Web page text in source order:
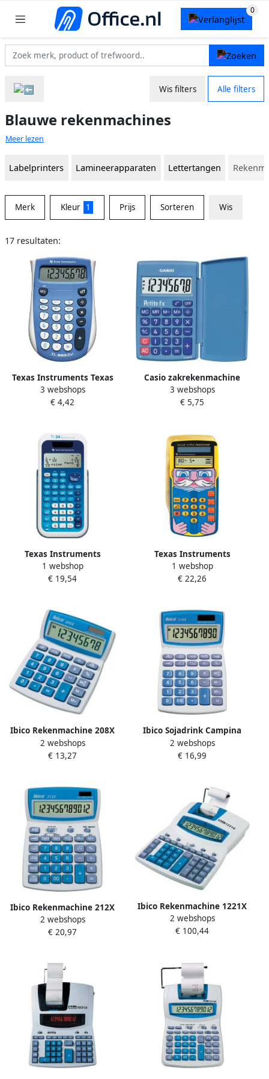
Wis filters Alle filters
Blauwe rekenmachines
Meer lezen
Labelprinters Lamineerapparaten Lettertangen
Merk Kleur 1 Prijs Sorteren Wis
17 resultaten:
Texas Instruments Texas
zakrekenmachine TI-503 SV
3 webshops
€ 4,42
Casio zakrekenmachine
Petite FX blauw 10 stuks
3 webshops
€ 5,75
Texas Instruments
rekenmachine TI-34MV 17 x
8 x 2 cm wit blauw
1 webshop
€ 19,54
Texas Instruments
Rekenmachine TI little
professor solar
1 webshop
€ 22,26
Ibico Rekenmachine 208X
2 webshops
€ 13,27
Ibico Sojadrink Campina
plantaardig pak 1 liter
2 webshops
€ 16,99
Ibico Rekenmachine 212X
2 webshops
€ 20,97
Ibico Rekenmachine 1221X
2 webshops
€ 100,44